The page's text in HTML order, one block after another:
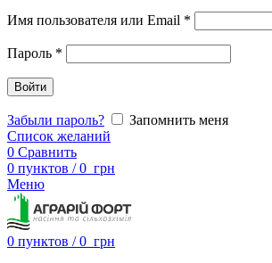
Имя пользователя или Email *
Пароль *
Войти
Забыли пароль?
Запомнить меня
Список желаний
0 Сравнить
0 пунктов / 0 грн
Меню
0 пунктов / 0 грн